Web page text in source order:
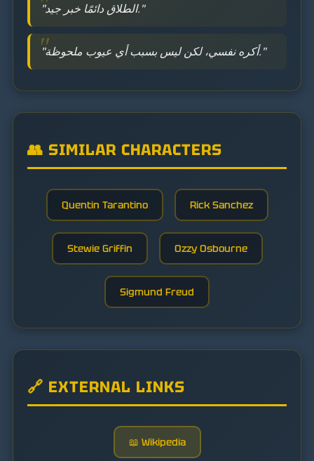
"الطلاق دائمًا خبر جيد."
"أكره نفسي، لكن ليس بسبب أي عيوب ملحوظة."
👥 SIMILAR CHARACTERS
Quentin Tarantino Rick Sanchez
Stewie Griffin Ozzy Osbourne
Sigmund Freud
🔗 EXTERNAL LINKS
📖 Wikipedia